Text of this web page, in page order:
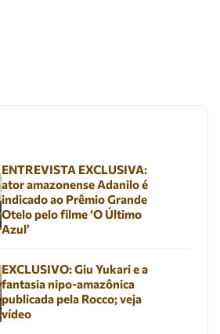
ENTREVISTA EXCLUSIVA:
ator amazonense Adanilo é
indicado ao Prêmio Grande
Otelo pelo filme ‘O Último
Azul’
EXCLUSIVO: Giu Yukari e a
fantasia nipo-amazônica
publicada pela Rocco; veja
vídeo